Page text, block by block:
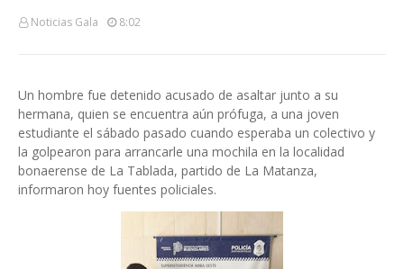
Noticias Gala 8:02
Un hombre fue detenido acusado de asaltar junto a su
hermana, quien se encuentra aún prófuga, a una joven
estudiante el sábado pasado cuando esperaba un colectivo y
la golpearon para arrancarle una mochila en la localidad
bonaerense de La Tablada, partido de La Matanza,
informaron hoy fuentes policiales.